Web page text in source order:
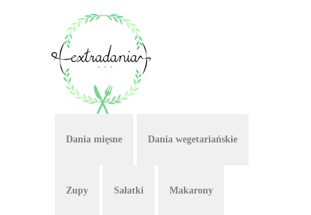
Dania mięsne Dania wegetariańskie
Zupy Sałatki Makarony